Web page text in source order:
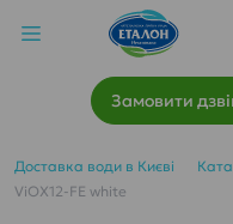
Замовити
Доставка води в Києві
ViOX12-FE white